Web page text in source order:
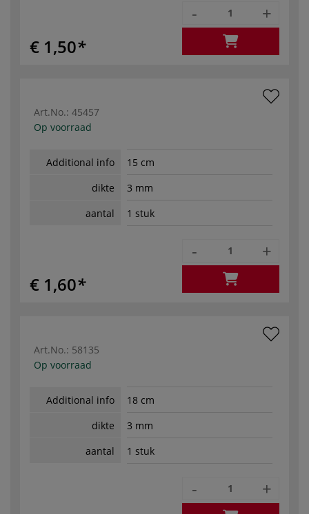
€ 1,50
- +
Art.No.: 45457
Op voorraad
Additional info
15 cm
dikte
3 mm
aantal
1 stuk
€ 1,60
- +
Art.No.: 58135
Op voorraad
Additional info
18 cm
dikte
3 mm
aantal
1 stuk
- +